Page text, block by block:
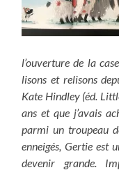
l’ouverture de la
lisons et relisons
Kate Hindley (éd.
ans et que j’avais
parmi un troupeau
enneigés, Gertie est
devenir grande.